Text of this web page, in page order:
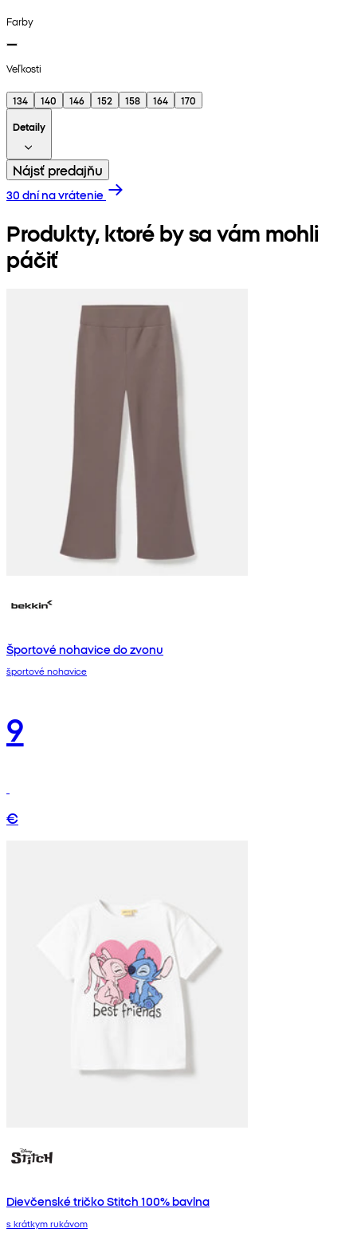
Farby
Veľkosti
134 140 146 152 158 164
170
Detaily
Nájsť predajňu
30 dní na vrátenie
Produkty, ktoré by sa vám mohli
páčiť
Športové nohavice do zvonu
športové nohavice
9
€
Dievčenské tričko Stitch 100% bavlna
s krátkym rukávom